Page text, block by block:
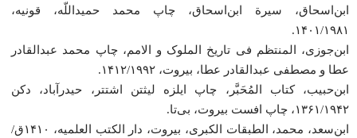
ابن‌اسحاق، سیرة ابن‌اسحاق، چاپ محمد حمیداللّه، قونیه،
۱۴۰۱/۱۹۸۱.
ابن‌جوزی، المنتظم فی تاریخ الملوک و الامم، چاپ محمد عبدالقادر
عطا و مصطفی عبدالقادر عطا، بیروت، ۱۴۱۲/۱۹۹۲.
ابن‌حبیب، کتاب المُحَبَّر، چاپ ایلزه لیثتن اشتتر، حیدرآباد، دکن
۱۳۶۱/۱۹۴۲، چاپ افست بیروت، بی‌تا.
ابن‌سعد، محمد، الطبقات الکبری، بیروت، دار الکتب العلمیه، ۱۴۱۰ق/